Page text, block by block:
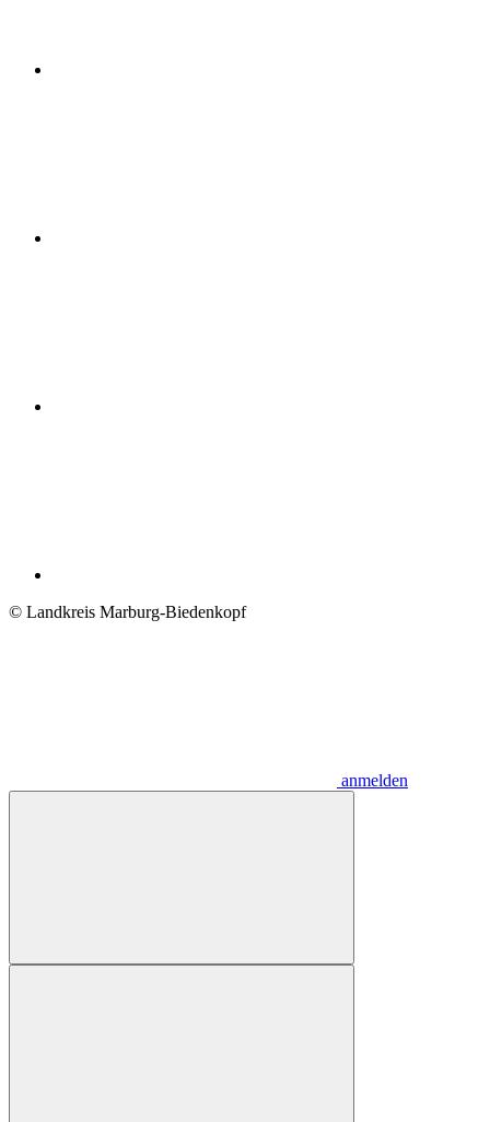
© Landkreis Marburg-Biedenkopf
anmelden